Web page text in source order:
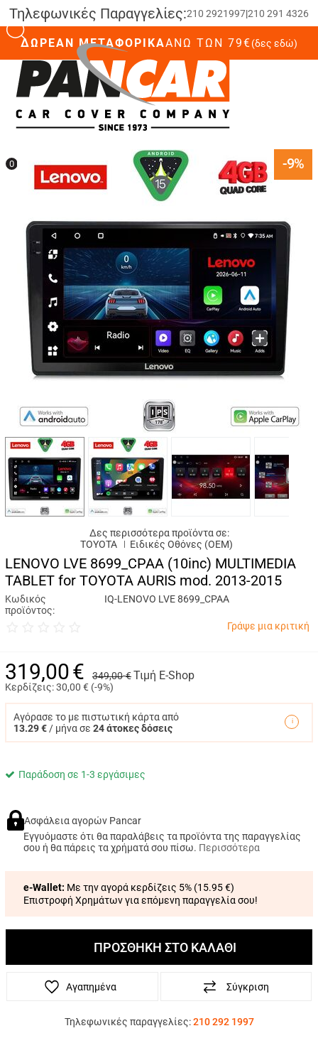
Τηλεφωνικές Παραγγελίες:210 2921997|210 291 4326
ΔΩΡΕΑΝ ΜΕΤΑΦΟΡΙΚΑΆΝΩ ΤΩΝ 79€(δες εδώ)
0
-9%
Δες περισσότερα προϊόντα σε:
TOYOTA
Ειδικές Oθόνες (OEM)
LENOVO LVE 8699_CPAA (10inc) MULTIMEDIA
TABLET for TOYOTA AURIS mod. 2013-2015
Κωδικός
προϊόντος:
IQ-LENOVO LVE 8699_CPAA
Γράψε μια κριτική
319,00€ 349,00 €Τιμή E-Shop
Κερδίζεις:30,00 € (-9%)
Αγόρασε το με πιστωτική κάρτα από
13.29 € / μήνα σε 24 άτοκες δόσεις
Παράδοση σε 1-3 εργάσιμες
Ασφάλεια αγορών Pancar
Εγγυόμαστε ότι θα παραλάβεις τα προϊόντα της παραγγελίας
σου ή θα πάρεις τα χρήματά σου πίσω. Περισσότερα
e-Wallet: Με την αγορά κερδίζεις 5% (15.95 €)
Επιστροφή Χρημάτων για επόμενη παραγγελία σου!
ΠΡΟΣΘΗΚΗ ΣΤΟ ΚΑΛΑΘΙ
Αγαπημένα Σύγκριση
Τηλεφωνικές παραγγελίες: 210 292 1997